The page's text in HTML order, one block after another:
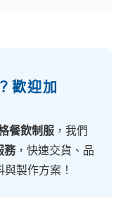
歡迎加
餐飲制服 ，我們
務，快速交貨、品
製作方案！